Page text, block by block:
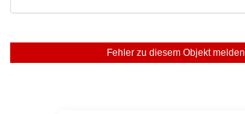
Fehler zu diesem Objekt melden